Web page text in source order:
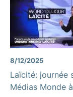
8/12/2025
Laïcité: journée
Médias Monde